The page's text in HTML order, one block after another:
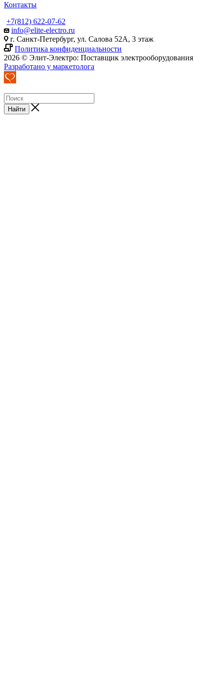
Контакты
+7(812) 622-07-62
info@elite-electro.ru
г. Санкт-Петербург, ул. Салова 52А, 3 этаж
Политика конфиденциальности
2026 © Элит-Электро: Поставщик электрооборудования
Разработано у маркетолога
Найти